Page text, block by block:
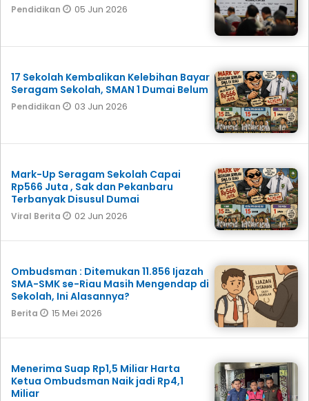
Pendidikan 05 Jun 2026
17 Sekolah Kembalikan Kelebihan Bayar
Seragam Sekolah, SMAN 1 Dumai Belum
Pendidikan 03 Jun 2026
Mark-Up Seragam Sekolah Capai
Rp566 Juta , Sak dan Pekanbaru
Terbanyak Disusul Dumai
Viral Berita 02 Jun 2026
Ombudsman : Ditemukan 11.856 Ijazah
SMA-SMK se-Riau Masih Mengendap di
Sekolah, Ini Alasannya?
Berita 15 Mei 2026
Menerima Suap Rp1,5 Miliar Harta
Ketua Ombudsman Naik jadi Rp4,1
Miliar